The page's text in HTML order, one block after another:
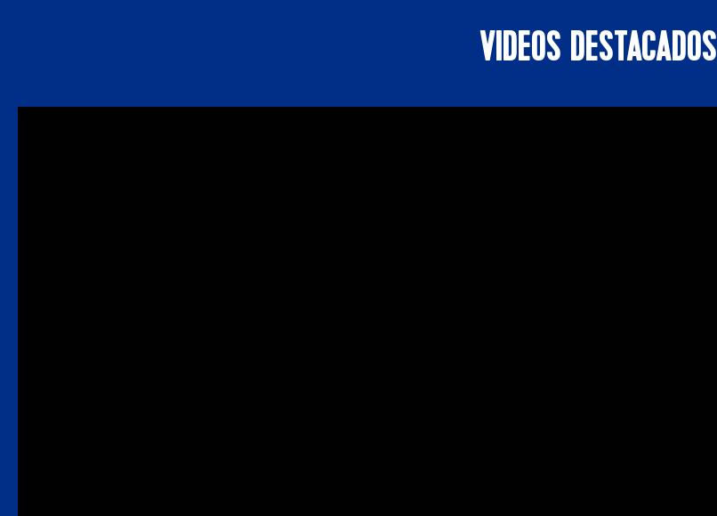
VIDEOS DESTACADOS